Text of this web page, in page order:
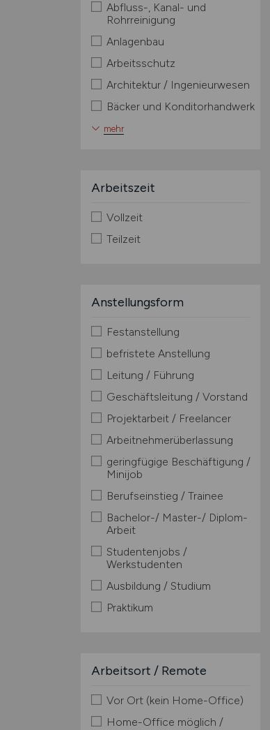
Abfluss-, Kanal- und
Rohrreinigung
Anlagenbau
Arbeitsschutz
Architektur / Ingenieurwesen
Bäcker und Konditorhandwerk
mehr
Arbeitszeit
Vollzeit
Teilzeit
Anstellungsform
Festanstellung
befristete Anstellung
Leitung / Führung
Geschäftsleitung / Vorstand
Projektarbeit / Freelancer
Arbeitnehmerüberlassung
geringfügige Beschäftigung /
Minijob
Berufseinstieg / Trainee
Bachelor-/ Master-/ Diplom-
Arbeit
Studentenjobs /
Werkstudenten
Ausbildung / Studium
Praktikum
Arbeitsort / Remote
Vor Ort (kein Home-Office)
Home-Office möglich /